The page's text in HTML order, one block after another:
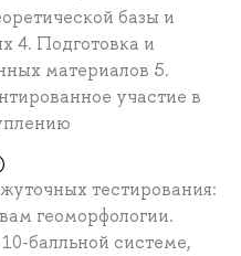
базы и
4. Подготовка и
материалов 5.
участие в
тестирования:
геоморфологии.
балльной системе,